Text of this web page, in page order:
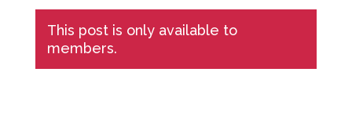
This post is only available to
members.